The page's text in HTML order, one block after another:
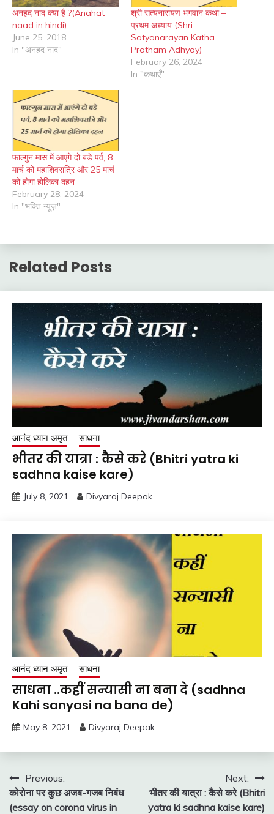
अनहद नाद क्या है ?(Anahat
naad in hindi)
June 25, 2018
In "अनहद नाद"
श्री सत्यनारायण भगवान कथा –
प्रथम अध्याय (Shri
Satyanarayan Katha
Pratham Adhyay)
February 26, 2024
In "कथाएँ"
फाल्गुन मास में आएंगे दो बडे पर्व, 8
मार्च को महाशिवरात्रि और 25 मार्च
को होगा होलिका दहन
February 28, 2024
In "भक्ति न्यूज़"
Related Posts
आनंद ध्यान अमृत साधना
भीतर की यात्रा : कैसे करे (Bhitri yatra ki
sadhna kaise kare)
July 8, 2021 Divyaraj Deepak
आनंद ध्यान अमृत साधना
साधना ..कहीं सन्यासी ना बना दे (sadhna
Kahi sanyasi na bana de)
May 8, 2021 Divyaraj Deepak
Post
navigation
Previous:
कोरोना पर कुछ अजब-गजब निबंध
(essay on corona virus in
Next:
भीतर की यात्रा : कैसे करे (Bhitri
yatra ki sadhna kaise kare)